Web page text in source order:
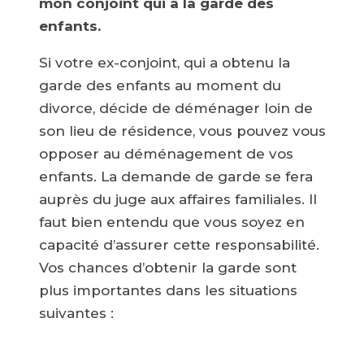
mon conjoint qui a la garde des
enfants.
Si votre ex-conjoint, qui a obtenu la
garde des enfants au moment du
divorce, décide de déménager loin de
son lieu de résidence, vous pouvez vous
opposer au déménagement de vos
enfants. La demande de garde se fera
auprès du juge aux affaires familiales. Il
faut bien entendu que vous soyez en
capacité d’assurer cette responsabilité.
Vos chances d’obtenir la garde sont
plus importantes dans les situations
suivantes :